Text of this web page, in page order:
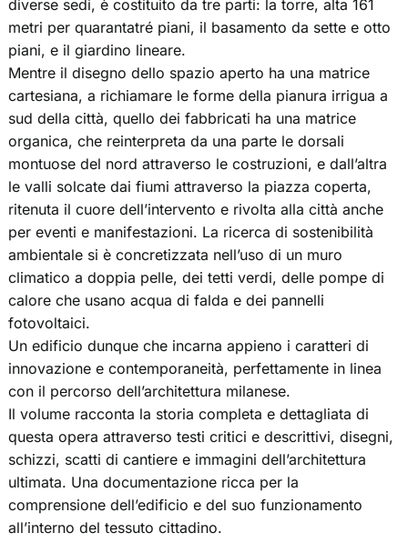
diverse sedi, è costituito da tre parti: la torre, alta 161
metri per quarantatré piani, il basamento da sette e otto
piani, e il giardino lineare.
Mentre il disegno dello spazio aperto ha una matrice
cartesiana, a richiamare le forme della pianura irrigua a
sud della città, quello dei fabbricati ha una matrice
organica, che reinterpreta da una parte le dorsali
montuose del nord attraverso le costruzioni, e dall’altra
le valli solcate dai fiumi attraverso la piazza coperta,
ritenuta il cuore dell’intervento e rivolta alla città anche
per eventi e manifestazioni. La ricerca di sostenibilità
ambientale si è concretizzata nell’uso di un muro
climatico a doppia pelle, dei tetti verdi, delle pompe di
calore che usano acqua di falda e dei pannelli
fotovoltaici.
Un edificio dunque che incarna appieno i caratteri di
innovazione e contemporaneità, perfettamente in linea
con il percorso dell’architettura milanese.
Il volume racconta la storia completa e dettagliata di
questa opera attraverso testi critici e descrittivi, disegni,
schizzi, scatti di cantiere e immagini dell’architettura
ultimata. Una documentazione ricca per la
comprensione dell’edificio e del suo funzionamento
all’interno del tessuto cittadino.